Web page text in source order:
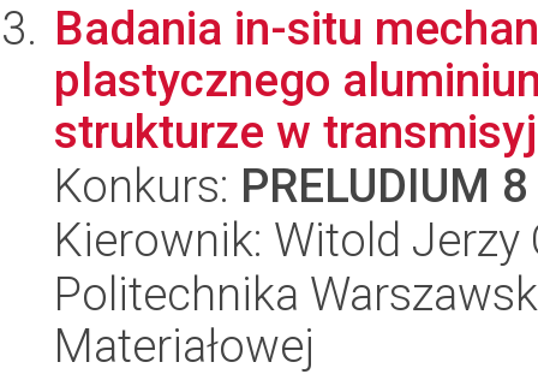
Badania in-situ
plastycznego
strukturze w
Konkurs: PRELUDIUM 8
Kierownik: Witold
Politechnika
Materiałowej